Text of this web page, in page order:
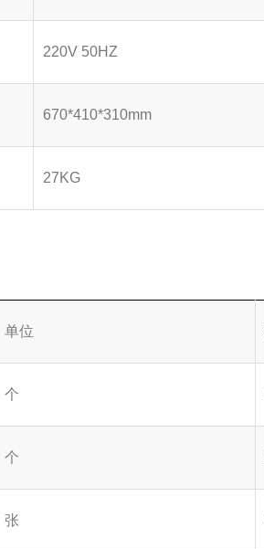
220V 50HZ
670*410*310mm
27KG
单位
个
个
张